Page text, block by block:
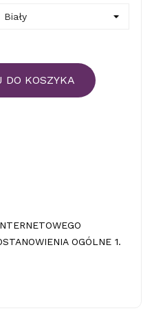
DO KOSZYKA
OGÓLNE 1.